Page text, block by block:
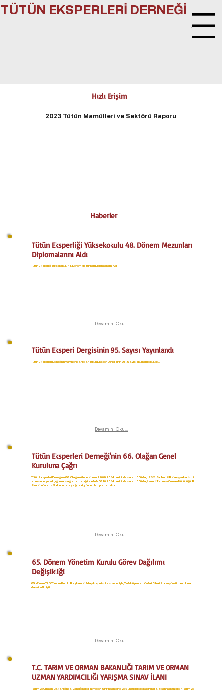
TÜTÜN EKSPERLERİ DERNEĞİ
Menu
Tütün Eksperliği Yüksekokulu 48. Dönem Mezunları
Diplomalarını Aldı
Tütün Eksperliği Yüksekokulu 48. Dönem Mezunları Diplomalarını Aldı
Devamını Oku...
Tütün Eksperi Dergisinin 95. Sayısı Yayınlandı
Tütün Eksperleri Derneğinin yayın organı olan Tütün Eksperi Dergi'sinin 95. Sayısı okurları ile buluştu.
Devamını Oku...
Tütün Eksperleri Derneği'nin 66. Olağan Genel
Kuruluna Çağrı
Tütün Eksperleri Derneğinin 66. Olağan Genel Kurulu 29.09.2024 tarihinde saat 10.00‘da, 1762. Sk. No:18/B Karşıyaka İzmir
adresinde, yeterli çoğunluk sağlanamadığı takdirde 06.10.2024 tarihinde saat 10.00’da, İzmir İl Tarım ve Orman Müdürlüğü, B
Blok Konferans Salonunda aşağıdaki gündemle toplanacaktır.
Devamını Oku...
65. Dönem Yönetim Kurulu Görev Dağılımı
Değişikliği
65. dönem TED Yönetim Kurulu Başkanı Kubilay koçun istifası sebebiyle, Yedek üye olan Vedat Cihat Erkan yönetim kuruluna
davet edilmiştir.
Devamını Oku...
T.C. TARIM VE ORMAN BAKANLIĞI TARIM VE ORMAN
UZMAN YARDIMCILIĞI YARIŞMA SINAV İLANI
Tarım ve Orman Bakanlığında, Genel İdare Hizmetleri Sınıfından 8 inci ve 9 uncu derece kadrolara atanmak üzere, “Tarım ve
2023 Tütün Mamülleri ve Sektörü Raporu
Haberler
Hızlı Erişim